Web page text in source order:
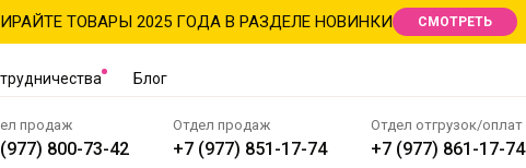
ТОВАРЫ 2025 ГОДА В РАЗДЕЛЕ НОВИНКИ СМОТРЕТЬ
Блог
продаж
800-73-42
Отдел продаж
+7 (977) 851-17-74
Отдел отгрузок/оплат
+7 (977) 861-17-74